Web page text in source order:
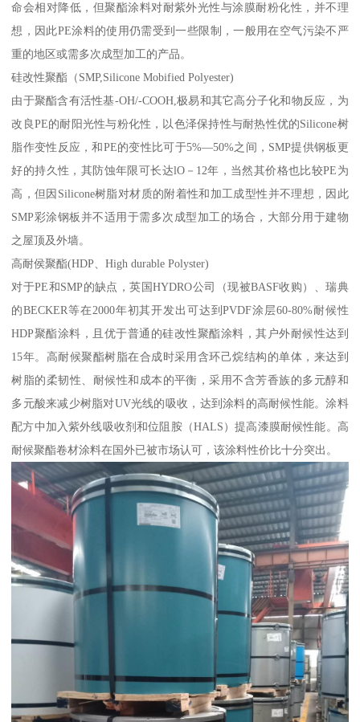
命会相对降低，但聚酯涂料对耐紫外光性与涂膜耐粉化性，并不理
想，因此PE涂料的使用仍需受到一些限制，一般用在空气污染不严
重的地区或需多次成型加工的产品。
硅改性聚酯（SMP,Silicone Mobified Polyester)
由于聚酯含有活性基-OH/-COOH,极易和其它高分子化和物反应，为
改良PE的耐阳光性与粉化性，以色泽保持性与耐热性优的Silicone树
脂作变性反应，和PE的变性比可于5%—50%之间，SMP提供钢板更
好的持久性，其防蚀年限可长达lO－12年，当然其价格也比较PE为
高，但因Silicone树脂对材质的附着性和加工成型性并不理想，因此
SMP彩涂钢板并不适用于需多次成型加工的场合，大部分用于建物
之屋顶及外墙。
高耐侯聚酯(HDP、High durable Polyster)
对于PE和SMP的缺点，英国HYDRO公司（现被BASF收购）、瑞典
的BECKER等在2000年初其开发出可达到PVDF涂层60-80%耐候性
HDP聚酯涂料，且优于普通的硅改性聚酯涂料，其户外耐候性达到
15年。高耐候聚酯树脂在合成时采用含环己烷结构的单体，来达到
树脂的柔韧性、耐候性和成本的平衡，采用不含芳香族的多元醇和
多元酸来减少树脂对UV光线的吸收，达到涂料的高耐候性能。涂料
配方中加入紫外线吸收剂和位阻胺（HALS）提高漆膜耐候性能。高
耐候聚酯卷材涂料在国外已被市场认可，该涂料性价比十分突出。